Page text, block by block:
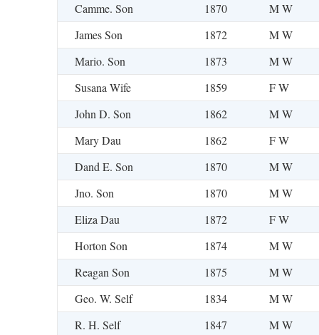
Camme. Son
1870
M W
James Son
1872
M W
Mario. Son
1873
M W
Susana Wife
1859
F W
John D. Son
1862
M W
Mary Dau
1862
F W
Dand E. Son
1870
M W
Jno. Son
1870
M W
Eliza Dau
1872
F W
Horton Son
1874
M W
Reagan Son
1875
M W
Geo. W. Self
1834
M W
R. H. Self
1847
M W